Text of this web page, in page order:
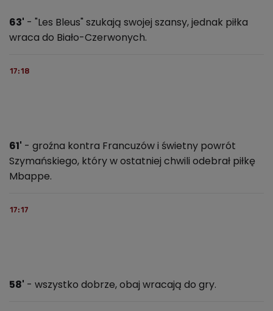
63' - "Les Bleus" szukają swojej szansy, jednak piłka
wraca do Biało-Czerwonych.
17:18
61' - groźna kontra Francuzów i świetny powrót
Szymańskiego, który w ostatniej chwili odebrał piłkę
Mbappe.
17:17
58' - wszystko dobrze, obaj wracają do gry.